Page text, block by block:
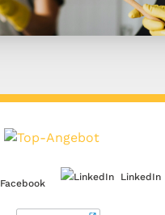
Facebook
LinkedIn